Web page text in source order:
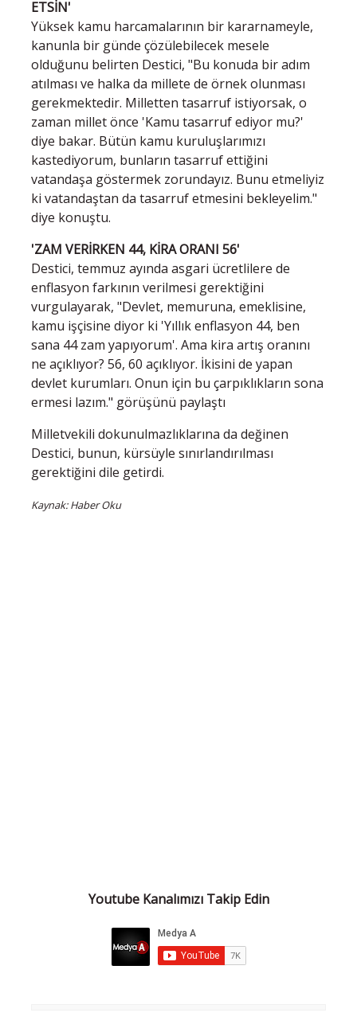
ETSİN'
Yüksek kamu harcamalarının bir kararnameyle,
kanunla bir günde çözülebilecek mesele
olduğunu belirten Destici, "Bu konuda bir adım
atılması ve halka da millete de örnek olunması
gerekmektedir. Milletten tasarruf istiyorsak, o
zaman millet önce 'Kamu tasarruf ediyor mu?'
diye bakar. Bütün kamu kuruluşlarımızı
kastediyorum, bunların tasarruf ettiğini
vatandaşa göstermek zorundayız. Bunu etmeliyiz
ki vatandaştan da tasarruf etmesini bekleyelim."
diye konuştu.
'ZAM VERİRKEN 44, KİRA ORANI 56'
Destici, temmuz ayında asgari ücretlilere de
enflasyon farkının verilmesi gerektiğini
vurgulayarak, "Devlet, memuruna, emeklisine,
kamu işçisine diyor ki 'Yıllık enflasyon 44, ben
sana 44 zam yapıyorum'. Ama kira artış oranını
ne açıklıyor? 56, 60 açıklıyor. İkisini de yapan
devlet kurumları. Onun için bu çarpıklıkların sona
ermesi lazım." görüşünü paylaştı
Milletvekili dokunulmazlıklarına da değinen
Destici, bunun, kürsüyle sınırlandırılması
gerektiğini dile getirdi.
Kaynak: Haber Oku
Youtube Kanalımızı Takip Edin